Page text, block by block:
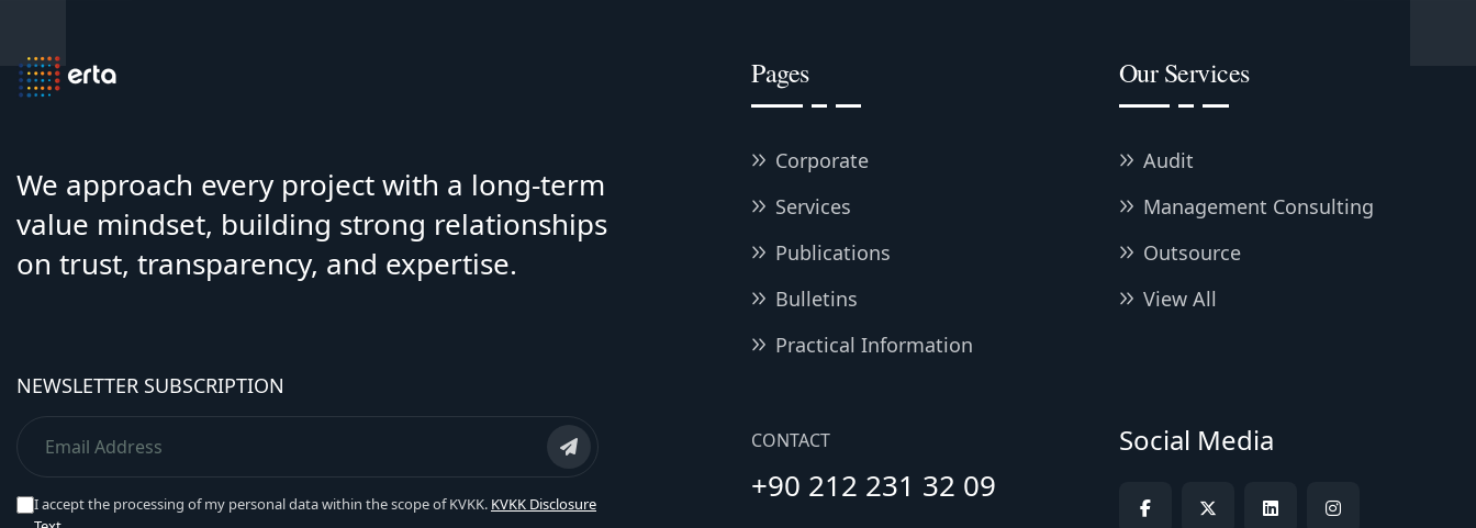
We approach every project with a long-term
value mindset, building strong relationships
on trust, transparency, and expertise.
NEWSLETTER SUBSCRIPTION
I accept the processing of my personal data within the scope of KVKK. KVKK Disclosure
Pages
Corporate
Services
Publications
Bulletins
Practical Information
Our Services
Audit
Management Consulting
Outsource
View All
CONTACT
+90 212 231 32 09
Social Media